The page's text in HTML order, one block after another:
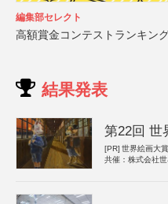
編集部セレクト
高額賞金コンテストランキン
結果発表
第22回 世
[PR] 世界絵画大
共催：株式会社